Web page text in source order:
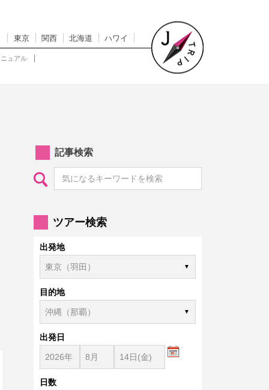
東京 関西 北海道 ハワイ
ュアル
記事検索
ツアー検索
出発地
目的地
出発日
日数